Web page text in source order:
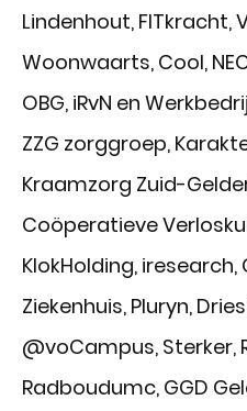
Lindenhout, FITkracht,
Woonwaarts, Cool,
OBG, iRvN en
ZZG zorggroep,
Kraamzorg Zuid-
Coöperatieve
KlokHolding,
Ziekenhuis, Pluryn,
@voCampus, Sterker,
Radboudumc, GGD